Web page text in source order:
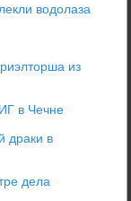
водолаза
из
в Чечне
драки в
дела